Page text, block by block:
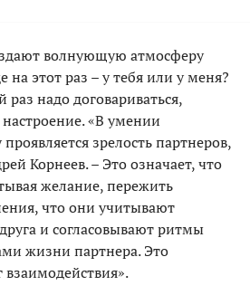
волнующую атмосферу
на этот раз – у тебя или у меня?
надо договариваться,
настроение. «В умении
зрелость партнеров,
Корнеев. – Это означает, что
желание, пережить
что они учитывают
и согласовывают ритмы
жизни партнера. Это